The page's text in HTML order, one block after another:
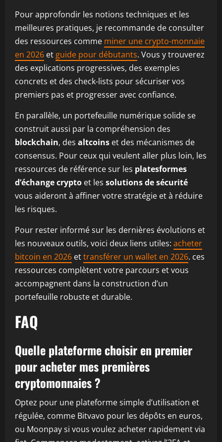
Pour approfondir les notions techniques et les
meilleures pratiques, je recommande de consulter
des ressources comme miner une crypto-monnaie
en 2026 et guide pour débutants. Vous y trouverez
des explications progressives, des exemples
concrets et des check-lists pour sécuriser vos
premiers pas et progresser avec confiance.
En parallèle, un portefeuille numérique solide se
construit aussi par la compréhension des
blockchain, des altcoins et des mécanismes de
consensus. Pour ceux qui veulent aller plus loin, les
ressources de référence sur les platesformes
d’échange crypto et les solutions de sécurité
vous aideront à affiner votre stratégie et à réduire
les risques.
Pour rester informé sur les dernières évolutions et
les nouveaux outils, voici deux liens utiles: acheter
bitcoin en 2026 ettransférer un wallet en 2026. ces
ressources complètent votre parcours et vous
accompagnent dans la construction d’un
portefeuille robuste et durable.
FAQ
Quelle plateforme choisir en premier
pour acheter mes premières
cryptomonnaies ?
Optez pour une plateforme simple d’utilisation et
régulée, comme Bitvavo pour les dépôts en euros,
ou Moonpay si vous voulez acheter rapidement via